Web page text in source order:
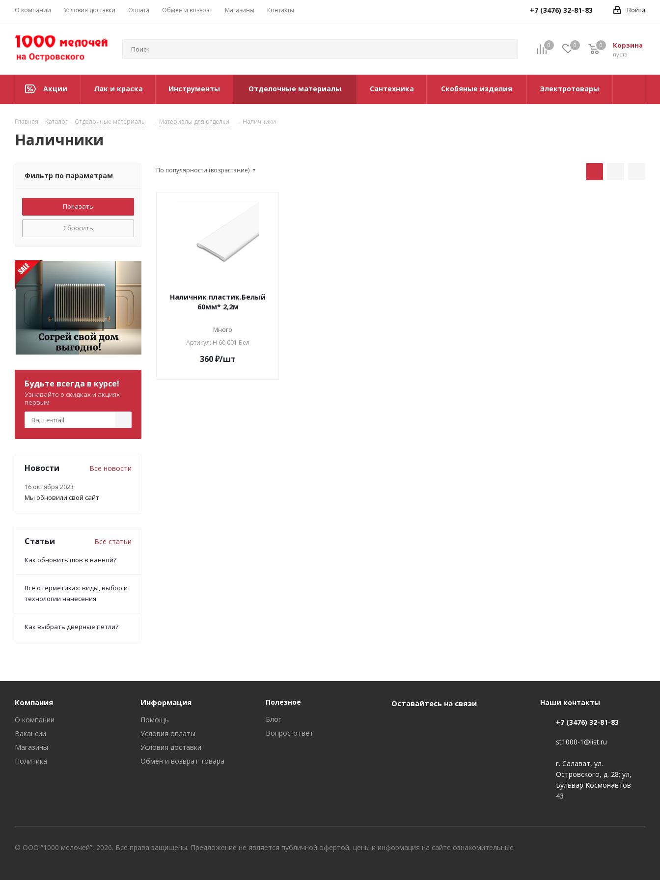
О компании Условия доставки Оплата Обмен и возврат Магазины Контакты Войти
+7 (3476) 32-81-83
0 0 Корзина
0
пуста
0
Акции Лак и краска Инструменты Отделочные материалы Сантехника Скобяные изделия Электротовары
Главная - Каталог - Отделочные материалы - Материалы для отделки - Наличники
Наличники
По популярности (возрастание)
Наличник пластик.Белый
60мм* 2,2м
Много
Артикул: Н 60 001 Бел
360₽/шт
Фильтр по параметрам
Сбросить
Будьте всегда в курсе!
Узнавайте о скидках и акциях
первым
Новости Все новости
16 октября 2023
Мы обновили свой сайт
Статьи Все статьи
Как обновить шов в ванной?
Всё о герметиках: виды, выбор и
технологии нанесения
Как выбрать дверные петли?
Компания
О компании
Вакансии
Магазины
Политика
Информация
Помощь
Условия оплаты
Условия доставки
Обмен и возврат товара
Полезное
Блог
Вопрос-ответ
Оставайтесь на связи Наши контакты
+7 (3476) 32-81-83
st1000-1@list.ru
г. Салават, ул.
Островского, д. 28; ул,
Бульвар Космонавтов
43
© ООО “1000 мелочей”, 2026. Все права защищены. Предложение не является публичной офертой, цены и информация на сайте ознакомительные